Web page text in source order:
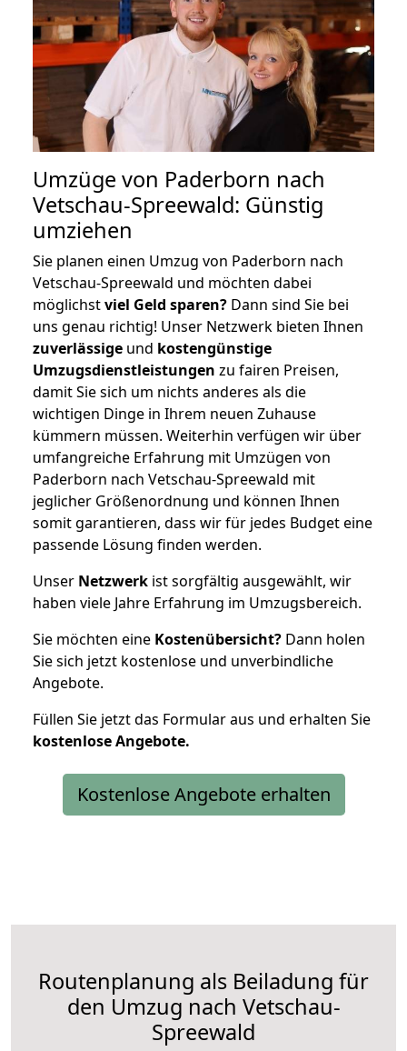
Umzüge von Paderborn nach
Vetschau-Spreewald: Günstig
umziehen
Sie planen einen Umzug von Paderborn nach
Vetschau-Spreewald und möchten dabei
möglichstviel Geld sparen? Dann sind Sie bei
uns genau richtig! Unser Netzwerk bieten Ihnen
zuverlässige und kostengünstige
Umzugsdienstleistungen zu fairen Preisen,
damit Sie sich um nichts anderes als die
wichtigen Dinge in Ihrem neuen Zuhause
kümmern müssen. Weiterhin verfügen wir über
umfangreiche Erfahrung mit Umzügen von
Paderborn nach Vetschau-Spreewald mit
jeglicher Größenordnung und können Ihnen
somit garantieren, dass wir für jedes Budget eine
passende Lösung finden werden.
Unser Netzwerk ist sorgfältig ausgewählt, wir
haben viele Jahre Erfahrung im Umzugsbereich.
Sie möchten eine Kostenübersicht? Dann holen
Sie sich jetzt kostenlose und unverbindliche
Angebote.
Füllen Sie jetzt das Formular aus und erhalten Sie
kostenloseAngebote.
Kostenlose Angebote erhalten
Routenplanung als Beiladung für
den Umzug nach Vetschau-
Spreewald